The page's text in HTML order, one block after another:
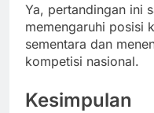
Ya, pertandingan ini
memengaruhi posisi
sementara dan
kompetisi nasional.
Kesimpulan